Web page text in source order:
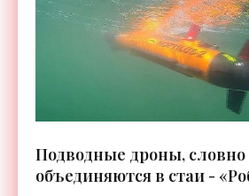
Подводные дроны,
объединяются в стаи -